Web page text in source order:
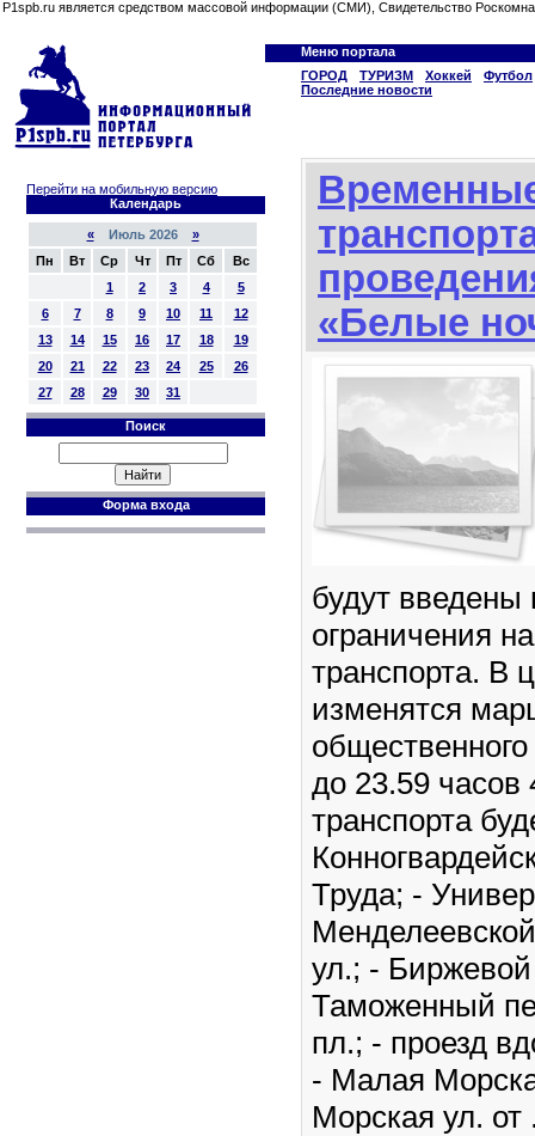
P1spb.ru является средством массовой информации (СМИ), Свидетельство
Меню портала
ГОРОД
ТУРИЗМ Хоккей
Футбол
Последние новости
Перейти на мобильную версию
Календарь
«Июль 2026 »
Пн
Вт Ср Чт Пт Сб
Вс
1
2 3 4
5
6
7 8 9 10 11
12
13
14 15 16 17 18
19
20
21 22 23 24 25
26
27
28 29 30 31
Поиск
Форма входа
«Белые
будут
ограничения
транспорта. В
изменятся
до 23.59 часов
транспорта
Труда; -
ул.; -
Таможенный
пл.; - проезд
- Малая
Морская ул. от